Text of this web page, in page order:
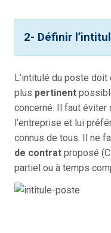
2- Définir
L’intitulé du poste
plus pertinent
concerné. Il faut éviter
l’entreprise et lui
connus de tous. Il ne
de contrat proposé
partiel ou à temps